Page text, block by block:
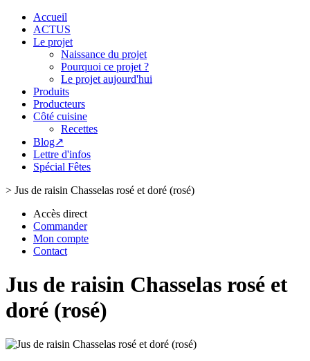
Accueil
ACTUS
Le projet
Naissance du projet
Pourquoi ce projet ?
Le projet aujourd'hui
Produits
Producteurs
Côté cuisine
Recettes
Blog↗
Lettre d'infos
Spécial Fêtes
> Jus de raisin Chasselas rosé et doré (rosé)
Accès direct
Commander
Mon compte
Contact
Jus de raisin Chasselas rosé et
doré (rosé)